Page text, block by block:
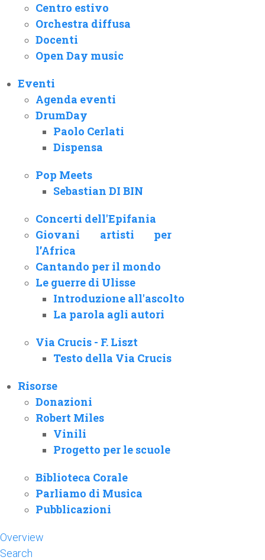
Centro estivo
Orchestra diffusa
Docenti
Open Day music
Eventi
Agenda eventi
DrumDay
Paolo Cerlati
Dispensa
Pop Meets
Sebastian DI BIN
Concerti dell'Epifania
Giovani artisti per
l’Africa
Cantando per il mondo
Le guerre di Ulisse
Introduzione all'ascolto
La parola agli autori
Via Crucis - F. Liszt
Testo della Via Crucis
Risorse
Donazioni
Robert Miles
Vinili
Progetto per le scuole
Biblioteca Corale
Parliamo di Musica
Pubblicazioni
Overview
Search